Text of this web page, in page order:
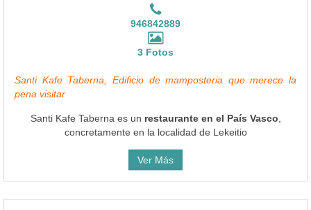
946842889
3 Fotos
Santi Kafe Taberna, Edificio de mamposteria que merece la
pena visitar
Santi Kafe Taberna es un restaurante en el País Vasco
concretamente en la localidad de Lekeitio
Ver Más